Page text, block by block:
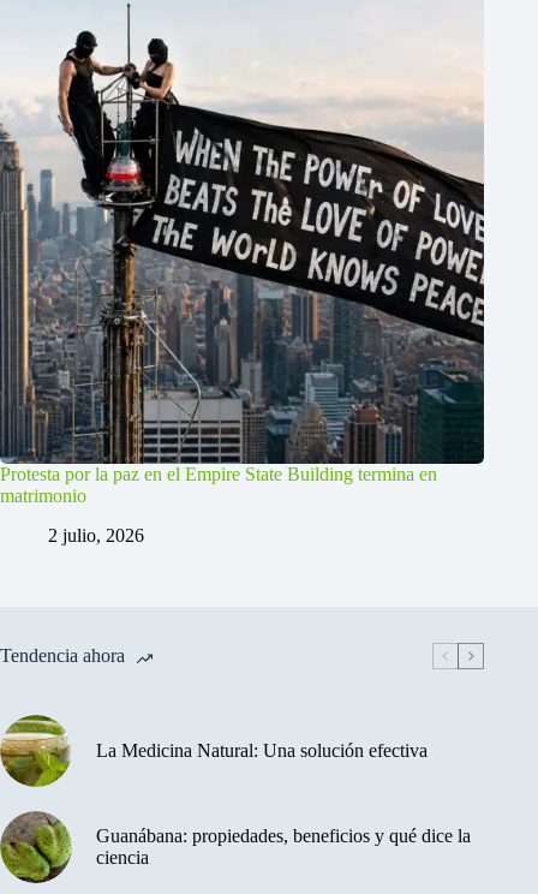
Protesta por la paz en el Empire State Building termina en
matrimonio
2 julio, 2026
Tendencia ahora
La Medicina Natural: Una solución efectiva
Guanábana: propiedades, beneficios y qué dice la
ciencia